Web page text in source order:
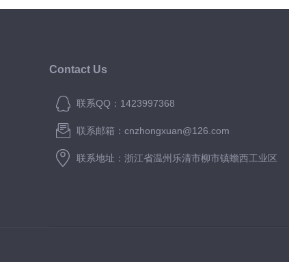
Contact Us
联系QQ：1423997368
联系邮箱：cnzhongxuan@126.com
联系地址：浙江省温州乐清市柳市镇蟾西工业区